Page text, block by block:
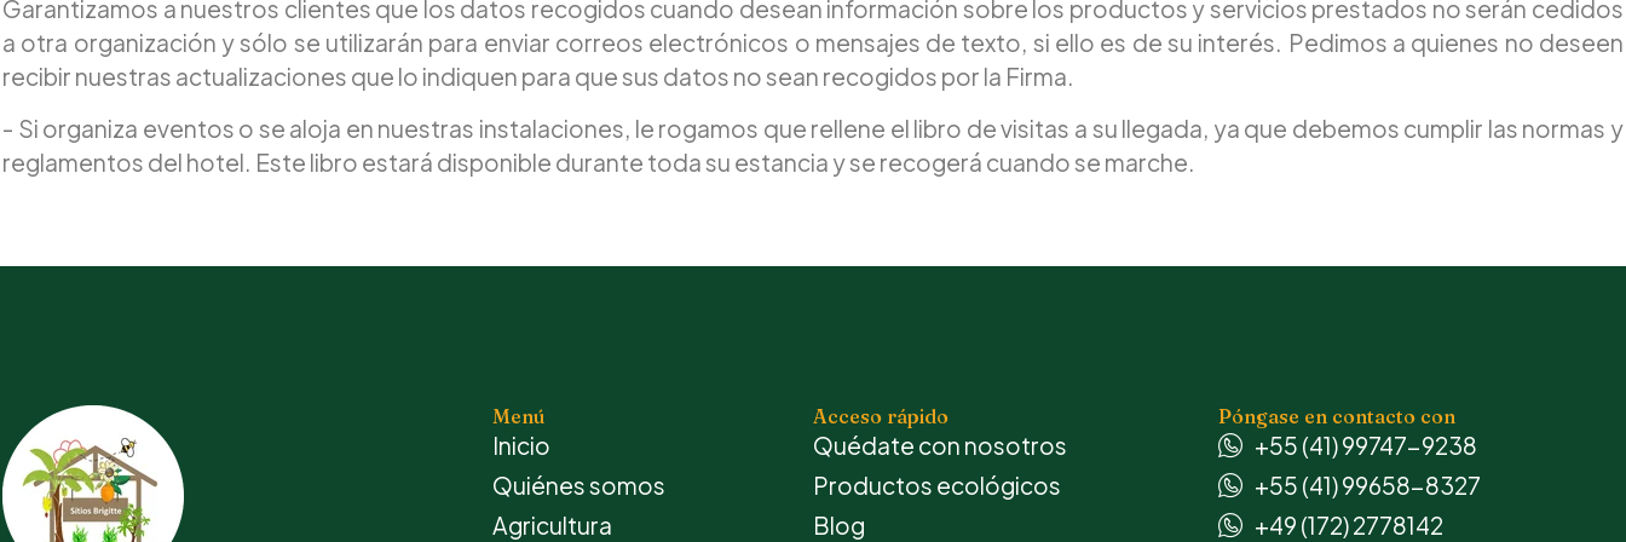
Garantizamos a nuestros clientes que los datos recogidos cuando desean información sobre los productos y servicios prestados no serán cedidos
a otra organización y sólo se utilizarán para enviar correos electrónicos o mensajes de texto, si ello es de su interés. Pedimos a quienes no deseen
recibir nuestras actualizaciones que lo indiquen para que sus datos no sean recogidos por la Firma.
- Si organiza eventos o se aloja en nuestras instalaciones, le rogamos que rellene el libro de visitas a su llegada, ya que debemos cumplir las normas y
reglamentos del hotel. Este libro estará disponible durante toda su estancia y se recogerá cuando se marche.
Menú
Inicio
Quiénes somos
Agricultura
Acceso rápido
Quédate con nosotros
Productos ecológicos
Blog
Póngase en contacto con
+55 (41) 99747-9238
+55 (41) 99658-8327
+49 (172) 2778142